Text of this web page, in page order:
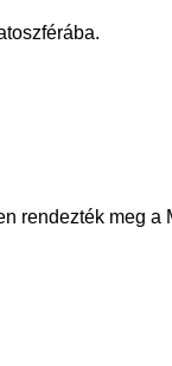
rendezték meg